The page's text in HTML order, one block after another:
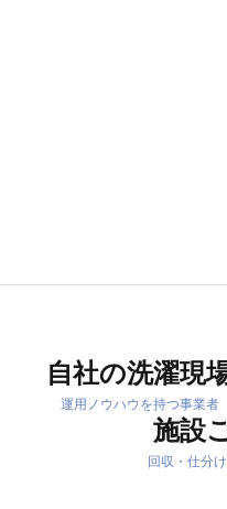
自社の洗濯現
運用ノウハウを持つ事業者
施設
回収・仕分